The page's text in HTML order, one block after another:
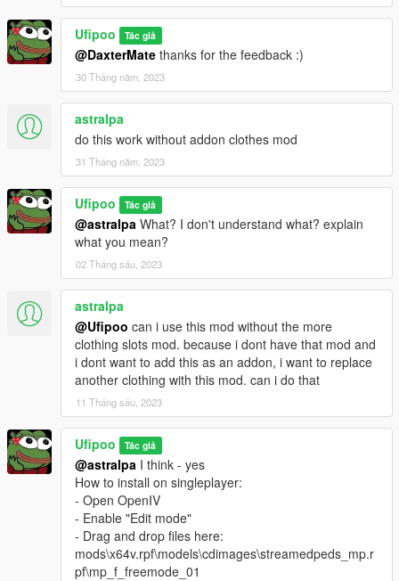
Ufipoo Tác giả
@DaxterMate thanks for the feedback :)
30 Tháng năm, 2023
astralpa
do this work without addon clothes mod
31 Tháng năm, 2023
Ufipoo Tác giả
@astralpa What? I don't understand what? explain
what you mean?
02 Tháng sáu, 2023
astralpa
@Ufipoo can i use this mod without the more
clothing slots mod. because i dont have that mod and
i dont want to add this as an addon, i want to replace
another clothing with this mod. can i do that
11 Tháng sáu, 2023
Ufipoo Tác giả
@astralpa I think - yes
How to install on singleplayer:
- Open OpenIV
- Enable "Edit mode"
- Drag and drop files here:
mods\x64v.rpf\models\cdimages\streamedpeds_mp.r
pf\mp_f_freemode_01